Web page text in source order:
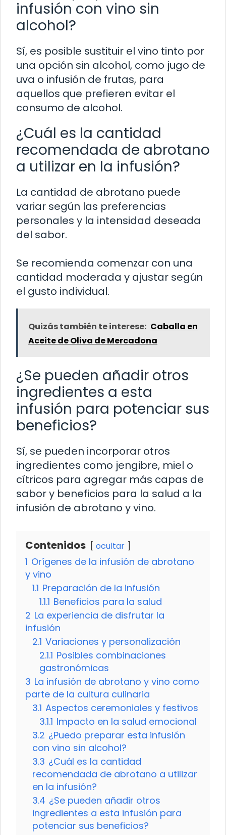
infusión con vino sin
alcohol?
Sí, es posible sustituir el vino tinto por
una opción sin alcohol, como jugo de
uva o infusión de frutas, para
aquellos que prefieren evitar el
consumo de alcohol.
¿Cuál es la cantidad
recomendada de abrotano
a utilizar en la infusión?
La cantidad de abrotano puede
variar según las preferencias
personales y la intensidad deseada
del sabor.
Se recomienda comenzar con una
cantidad moderada y ajustar según
el gusto individual.
Quizás también te interese: Caballa en
Aceite de Oliva de Mercadona
¿Se pueden añadir otros
ingredientes a esta
infusión para potenciar sus
beneficios?
Sí, se pueden incorporar otros
ingredientes como jengibre, miel o
cítricos para agregar más capas de
sabor y beneficios para la salud a la
infusión de abrotano y vino.
Contenidos ocultar
1 Orígenes de la infusión de abrotano
y vino
1.1 Preparación de la infusión
1.1.1 Beneficios para la salud
2 La experiencia de disfrutar la
infusión
2.1 Variaciones y personalización
2.1.1 Posibles combinaciones
gastronómicas
3 La infusión de abrotano y vino como
parte de la cultura culinaria
3.1 Aspectos ceremoniales y festivos
3.1.1 Impacto en la salud emocional
3.2 ¿Puedo preparar esta infusión
con vino sin alcohol?
3.3 ¿Cuál es la cantidad
recomendada de abrotano a utilizar
en la infusión?
3.4 ¿Se pueden añadir otros
ingredientes a esta infusión para
potenciar sus beneficios?